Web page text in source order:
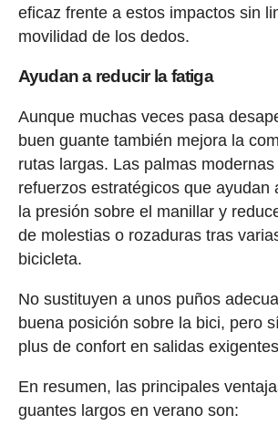
eficaz frente a estos impactos sin
movilidad de los dedos.
Ayudan a reducir la fatiga
Aunque muchas veces pasa
buen guante también mejora la
rutas largas. Las palmas
refuerzos estratégicos que ayudan
la presión sobre el manillar y
de molestias o rozaduras tras
bicicleta.
No sustituyen a unos puños
buena posición sobre la bici, pero
plus de confort en salidas
En resumen, las principales
guantes largos en verano son: